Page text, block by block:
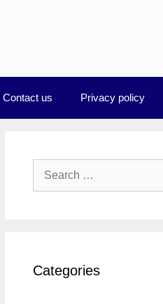
Contact us Privacy policy
Search
Categories